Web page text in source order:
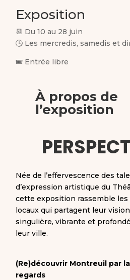
Exposition
📆 Du 10 au 28 juin
🕒 Les mercredis, samedis et
🎟️ Entrée libre
À propos de
l’exposition
Née de l’effervescence des
d’expression artistique du
cette exposition rassemble
locaux qui partagent leur vision
singulière, vibrante et
leur ville.
(Re)découvrir Montreuil par
regards